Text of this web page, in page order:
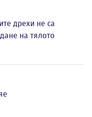
дрехи не са
на тялото